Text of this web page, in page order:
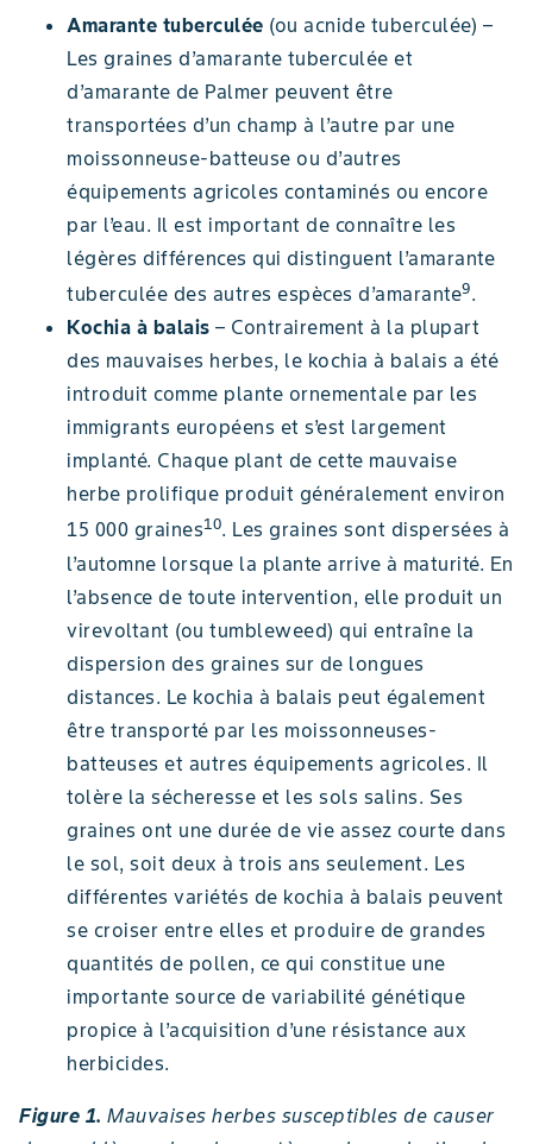
Amarante tuberculée (ou acnide tuberculée) –
Les graines d’amarante tuberculée et
d’amarante de Palmer peuvent être
transportées d’un champ à l’autre par une
moissonneuse-batteuse ou d’autres
équipements agricoles contaminés ou encore
par l’eau. Il est important de connaître les
légères différences qui distinguent l’amarante
tuberculée des autres espèces d’amarante9.
Kochia à balais – Contrairement à la plupart
des mauvaises herbes, le kochia à balais a été
introduit comme plante ornementale par les
immigrants européens et s’est largement
implanté. Chaque plant de cette mauvaise
herbe prolifique produit généralement environ
15 000 graines10. Les graines sont dispersées à
l’automne lorsque la plante arrive à maturité. En
l’absence de toute intervention, elle produit un
virevoltant (ou tumbleweed) qui entraîne la
dispersion des graines sur de longues
distances. Le kochia à balais peut également
être transporté par les moissonneuses-
batteuses et autres équipements agricoles. Il
tolère la sécheresse et les sols salins. Ses
graines ont une durée de vie assez courte dans
le sol, soit deux à trois ans seulement. Les
différentes variétés de kochia à balais peuvent
se croiser entre elles et produire de grandes
quantités de pollen, ce qui constitue une
importante source de variabilité génétique
propice à l’acquisition d’une résistance aux
herbicides.
Figure 1. Mauvaises herbes susceptibles de causer